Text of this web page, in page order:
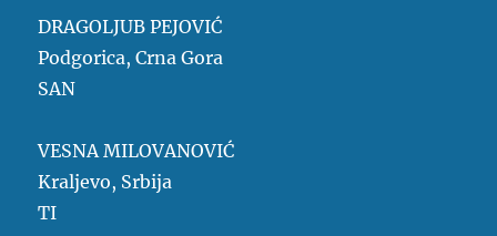
DRAGOLJUB PEJOVIĆ
Podgorica, Crna Gora
SAN
VESNA MILOVANOVIĆ
Kraljevo, Srbija
TI